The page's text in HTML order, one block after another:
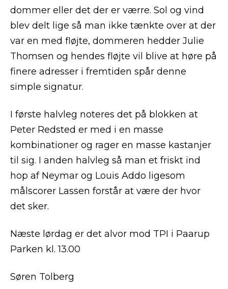
dommer eller det der er værre. Sol og vind
blev delt lige så man ikke tænkte over at der
var en med fløjte, dommeren hedder Julie
Thomsen og hendes fløjte vil blive at høre på
finere adresser i fremtiden spår denne
simple signatur.
I første halvleg noteres det på blokken at
Peter Redsted er med i en masse
kombinationer og rager en masse kastanjer
til sig. I anden halvleg så man et friskt ind
hop af Neymar og Louis Addo ligesom
målscorer Lassen forstår at være der hvor
det sker.
Næste lørdag er det alvor mod TPI i Paarup
Parken kl. 13.00
Søren Tolberg